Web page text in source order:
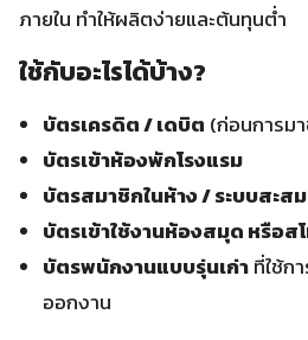
ภายใน ทำให้ผลิตง่ายและต้นทุนต่ำ
ใช้กับอะไรได้บ้าง?
บัตรเครดิต / เดบิต (ก่อนการม
บัตรเข้าห้องพักโรงแรม
บัตรสมาชิกในห้าง / ระบบสะส
บัตรเข้าใช้งานห้องสมุด หรือส
บัตรพนักงานแบบรุ่นเก่าที่ใช้ก
ออกงาน